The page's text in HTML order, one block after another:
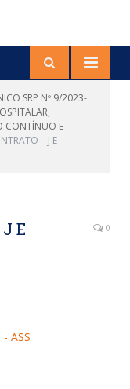
SRP Nº 9/2023-
CONTÍNUO E
– J E
E
0
ASS